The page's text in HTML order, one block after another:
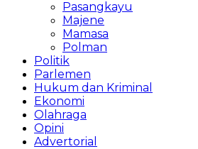
Pasangkayu
Majene
Mamasa
Polman
Politik
Parlemen
Hukum dan Kriminal
Ekonomi
Olahraga
Opini
Advertorial